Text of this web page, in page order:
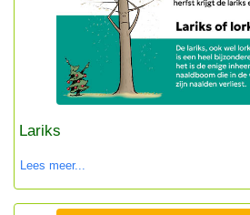
Lariks
Lees meer...